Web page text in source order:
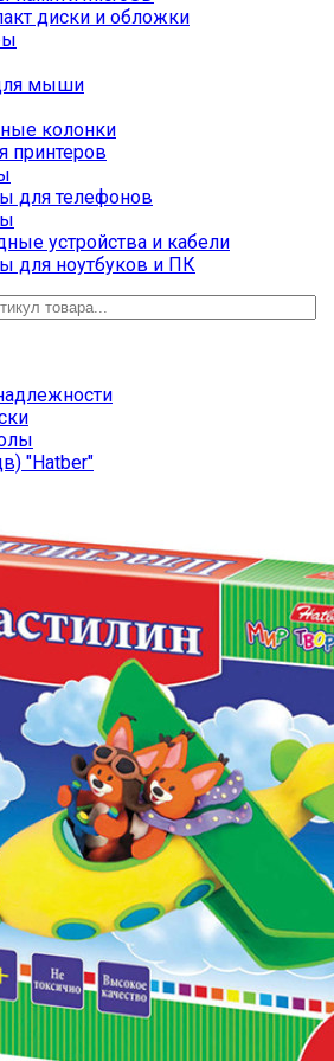
диски и обложки
мыши
колонки
принтеров
для телефонов
устройства и кабели
для ноутбуков и ПК
"Hatber"